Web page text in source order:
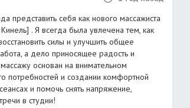
представить себя как нового массажиста
. Я всегда была увлечена тем, как
силы и улучшить общее
а дело приносящее радость и
основан на внимательном
потребностей и создании комфортной
и помочь снять напряжение,
в студии!